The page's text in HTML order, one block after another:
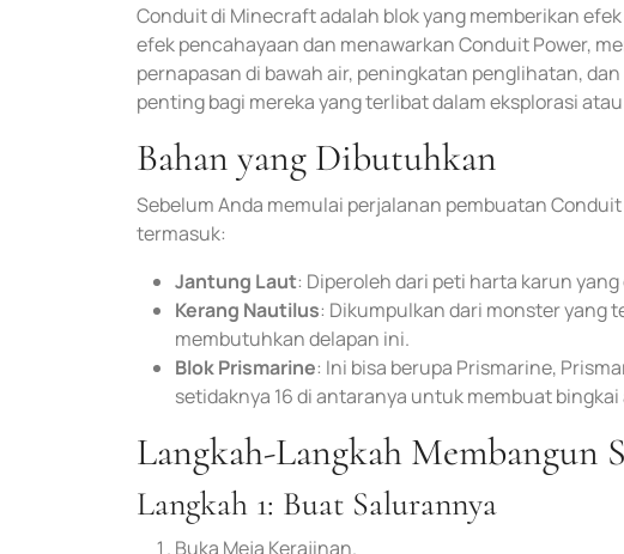
Conduit di Minecraft adalah blok yang memberikan
efek pencahayaan dan menawarkan Conduit Power,
pernapasan di bawah air, peningkatan penglihatan,
penting bagi mereka yang terlibat dalam eksplorasi
Bahan yang Dibutuhkan
Sebelum Anda memulai perjalanan pembuatan
termasuk:
Jantung Laut: Diperoleh dari peti harta karun
Kerang Nautilus: Dikumpulkan dari monster yang
membutuhkan delapan ini.
Blok Prismarine: Ini bisa berupa Prismarine,
setidaknya 16 di antaranya untuk membuat
Langkah-Langkah Membangun
Langkah 1: Buat Salurannya
Buka Meja Kerajinan.